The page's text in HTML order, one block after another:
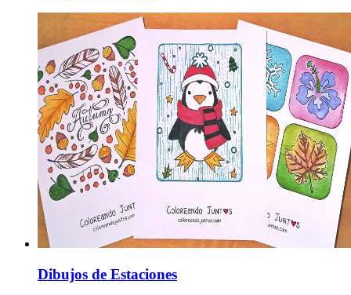
Dibujos de Estaciones